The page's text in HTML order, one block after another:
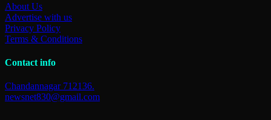
About Us
Advertise with us
Privacy Policy
Terms & Conditions
Contact info
Chandannagar 712136.
newsnet830@gmail.com